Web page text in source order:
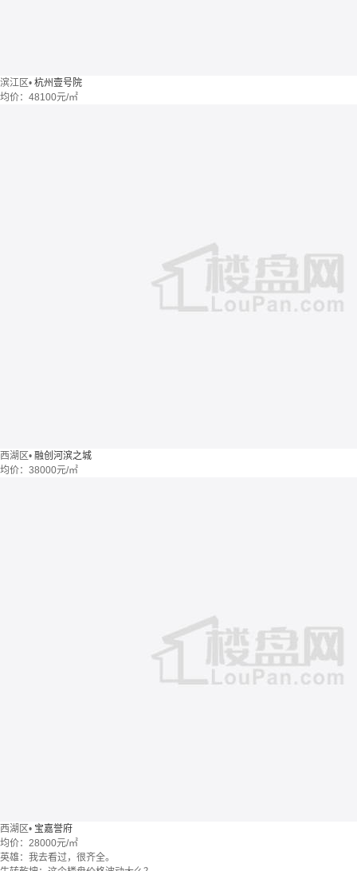
滨江区• 杭州壹号院
均价： 48100元/㎡
西湖区• 融创河滨之城
均价： 38000元/㎡
西湖区• 宝嘉誉府
均价： 28000元/㎡
英雄：我去看过，很齐全。